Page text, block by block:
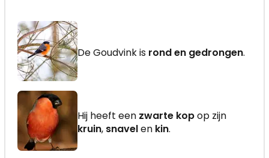
De Goudvink is rond en gedrongen.
Hij heeft een zwarte kopop zijn
kruin, snavelen kin.